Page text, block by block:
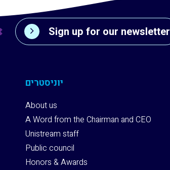
Sign up for our newsletter
יוניסטרים
About us
A Word from the Chairman and CEO
Unistream staff
Public council
Honors & Awards